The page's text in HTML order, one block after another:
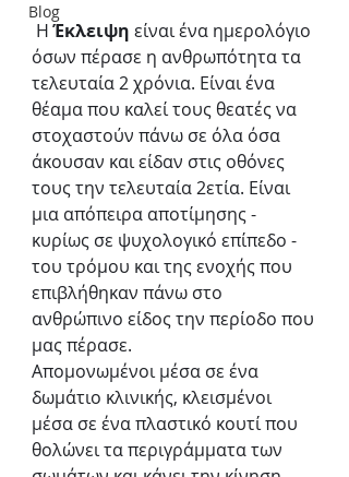
Blog
Η Έκλειψη είναι ένα ημερολόγιο
όσων πέρασε η ανθρωπότητα τα
τελευταία 2 χρόνια. Είναι ένα
θέαμα που καλεί τους θεατές να
στοχαστούν πάνω σε όλα όσα
άκουσαν και είδαν στις οθόνες
τους την τελευταία 2ετία. Είναι
μια απόπειρα αποτίμησης -
κυρίως σε ψυχολογικό επίπεδο -
του τρόμου και της ενοχής που
επιβλήθηκαν πάνω στο
ανθρώπινο είδος την περίοδο που
μας πέρασε.
Απομονωμένοι μέσα σε ένα
δωμάτιο κλινικής, κλεισμένοι
μέσα σε ένα πλαστικό κουτί που
θολώνει τα περιγράμματα των